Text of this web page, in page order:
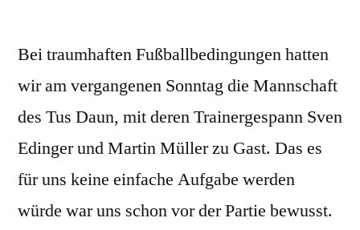
Bei traumhaften Fußballbedingungen hatten
wir am vergangenen Sonntag die Mannschaft
des Tus Daun, mit deren Trainergespann Sven
Edinger und Martin Müller zu Gast. Das es
für uns keine einfache Aufgabe werden
würde war uns schon vor der Partie bewusst.